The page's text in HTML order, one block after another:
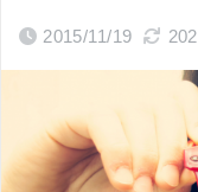
2015/11/19